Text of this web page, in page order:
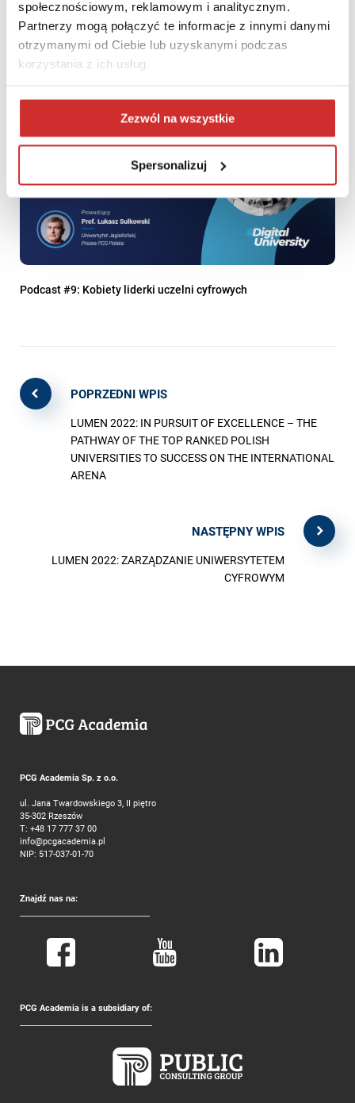
społecznościowym, reklamowym i analitycznym.
Partnerzy mogą połączyć te informacje z innymi danymi
otrzymanymi od Ciebie lub uzyskanymi podczas
korzystania z ich usług.
Zezwól na wszystkie
Spersonalizuj
Team Leaderem w dziale e-usług (WEBCON) w PCG Academia
Podcast #9: Kobiety liderki uczelni cyfrowych
POPRZEDNI WPIS
LUMEN 2022: IN PURSUIT OF EXCELLENCE – THE
PATHWAY OF THE TOP RANKED POLISH
UNIVERSITIES TO SUCCESS ON THE INTERNATIONAL
ARENA
NASTĘPNY WPIS
LUMEN 2022: ZARZĄDZANIE UNIWERSYTETEM
CYFROWYM
PCG Academia Sp. z o.o.
ul. Jana Twardowskiego 3, II piętro
35-302 Rzeszów
T: +48 17 777 37 00
info@pcgacademia.pl
NIP: 517-037-01-70
Znajdź nas na:
PCG Academia is a subsidiary of: